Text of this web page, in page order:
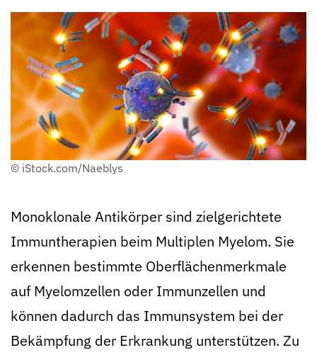
© iStock.com/Naeblys
Monoklonale Antikörper sind zielgerichtete
Immuntherapien beim Multiplen Myelom. Sie
erkennen bestimmte Oberflächenmerkmale
auf Myelomzellen oder Immunzellen und
können dadurch das Immunsystem bei der
Bekämpfung der Erkrankung unterstützen. Zu